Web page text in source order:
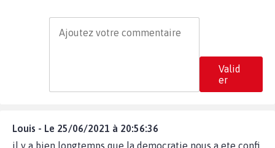
Valid
er
Louis - Le 25/06/2021 à 20:56:36
il y a bien longtemps que la democratie nous a ete confi